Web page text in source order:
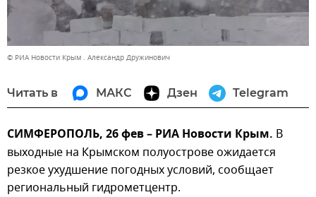
© РИА Новости Крым . Александр Дружинович
Читать в МАКС Дзен Telegram
СИМФЕРОПОЛЬ, 26 фев – РИА Новости Крым. В
выходные на Крымском полуострове ожидается
резкое ухудшение погодных условий, сообщает
региональный гидрометцентр.